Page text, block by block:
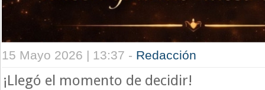
15 Mayo 2026 | 13:37 - Redacción
¡Llegó el momento de decidir!